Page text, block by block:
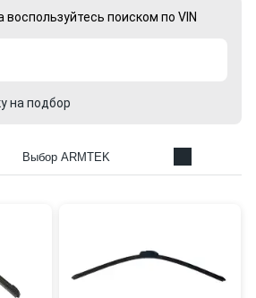
воспользуйтесь поиском по VIN
на подбор
Выбор ARMTEK